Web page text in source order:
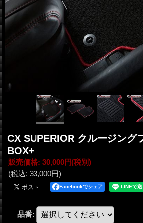
CX SUPERIOR クルージング
BOX+
販売価格: 30,000円(税別)
(税込: 33,000円)
Facebookでシェア
品番: